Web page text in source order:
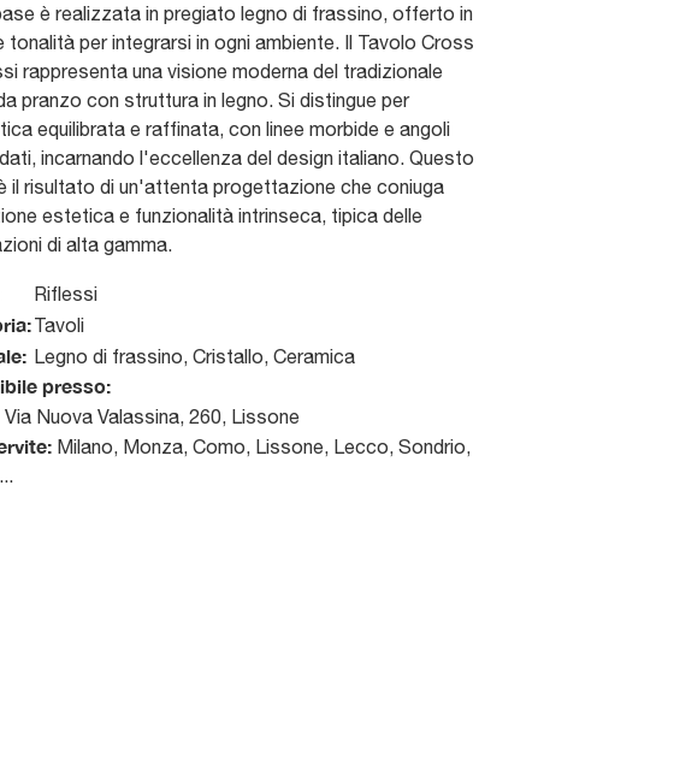
è realizzata in pregiato legno di frassino, offerto in
tonalità per integrarsi in ogni ambiente. Il Tavolo Cross
rappresenta una visione moderna del tradizionale
pranzo con struttura in legno. Si distingue per
equilibrata e raffinata, con linee morbide e angoli
incarnando l'eccellenza del design italiano. Questo
il risultato di un'attenta progettazione che coniuga
estetica e funzionalità intrinseca, tipica delle
di alta gamma.
Riflessi
Tavoli
Legno di frassino, Cristallo, Ceramica
presso:
Via Nuova Valassina, 260, Lissone
Milano, Monza, Como, Lissone, Lecco, Sondrio,